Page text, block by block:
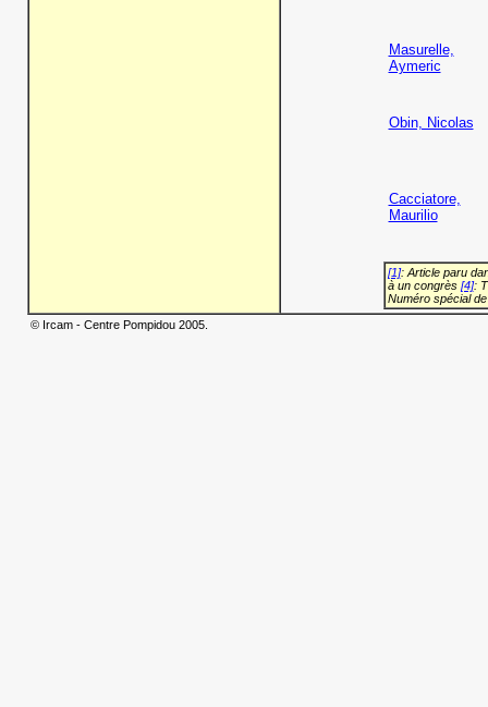
Masurelle,
Aymeric
Obin, Nicolas
Cacciatore,
Maurilio
[1]: Article paru
à un congrès [4]:
Numéro spécial
© Ircam - Centre Pompidou 2005.